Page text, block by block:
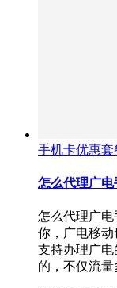
手机卡优惠套
怎么代理广
怎么代理广
你，广电移
支持办理广
的，不仅流